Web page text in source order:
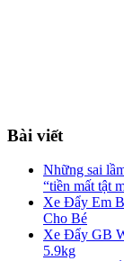
Bài viết
Những sai
“tiền mất tật
Xe Đẩy Em
Cho Bé
Xe Đẩy GB
5.9kg